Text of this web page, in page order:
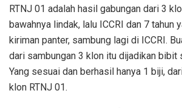
RTNJ 01 adalah hasil gabungan dari 3
bawahnya lindak, lalu ICCRI dan 7 tahun
kiriman panter, sambung lagi di ICCRI.
dari sambungan 3 klon itu dijadikan bibit
Yang sesuai dan berhasil hanya 1 biji,
klon RTNJ 01.